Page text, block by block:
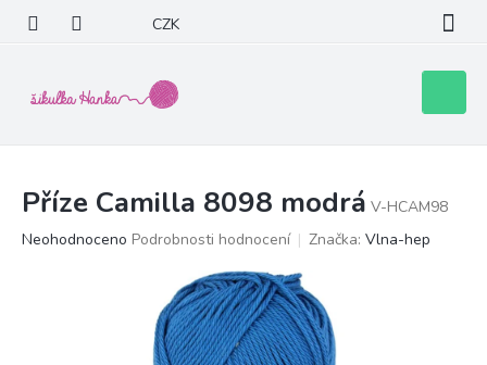
obsah
CZK
košík
Příze Camilla 8098 modrá V-HCAM98
Průměrné
Neohodnoceno Podrobnosti hodnocení Značka: Vlna-hep